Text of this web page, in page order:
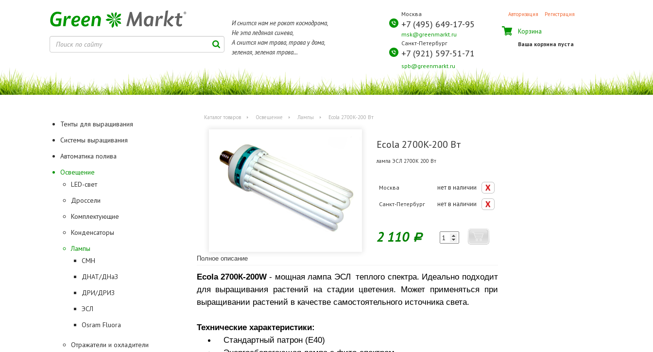
И снится нам не рокот космодрома,
Не эта ледяная синева,
А снится нам трава, трава у дома,
зеленая, зеленая трава...
Москва
+7 (495) 649-17-95
msk@greenmarkt.ru
Санкт-Петербург
+7 (921) 597-51-71
spb@greenmarkt.ru
Авторизация Регистрация
Корзина
Ваша корзина пуста
Тенты для выращивания
Системы выращивания
Автоматика полива
Освещение
LED-свет
Дроссели
Комплектующие
Конденсаторы
Лампы
CMH
ДНАТ/ДНаЗ
ДРИ/ДРИЗ
ЭСЛ
Osram Fluora
Отражатели и охладители
Каталог товаров Освещение Лампы Ecola 2700K-200 Вт
Ecola 2700K-200 Вт
лампа ЭСЛ 2700K 200 Вт
Москва нет в наличии
Санкт-Петербург нет в наличии
2 110 Р
Полное описание
Ecola 2700К-200W- мощная лампа ЭСЛ теплого спектра. Идеально подходит
для выращивания растений на стадии цветения. Может применяться при
выращивании растений в качестве самостоятельного источника света.
Технические характеристики:
Cтандартный патрон (E40)